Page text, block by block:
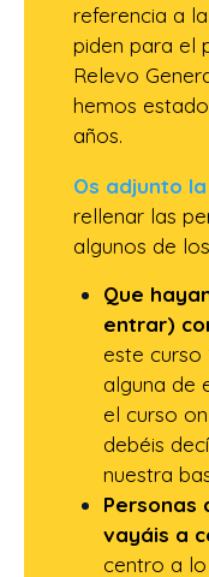
referencia a
piden para el
Relevo
hemos
años.
Os adjunto
rellenar las
algunos de
Que
entrar)
este curso
alguna de
el curso
debéis
nuestra
Personas
vayáis a
centro a